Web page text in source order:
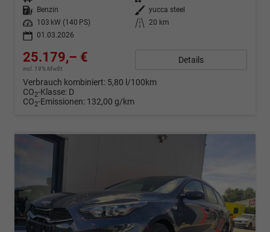
Kraftstoff
Benzin Außenfarbe yucca steel
Leistung
103 kW (140 PS) Kilometerstand
20 km
01.03.2026
25.179,– €
incl. 19% MwSt.
Details
Verbrauch kombiniert: 5,80 l/100km
CO2-Klasse: D
CO2-Emissionen: 132,00 g/km